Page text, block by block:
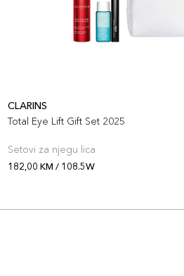
CLARINS
Total Eye Lift Gift Set 2025
Setovi za njegu lica
182,00 KM / 108.5W